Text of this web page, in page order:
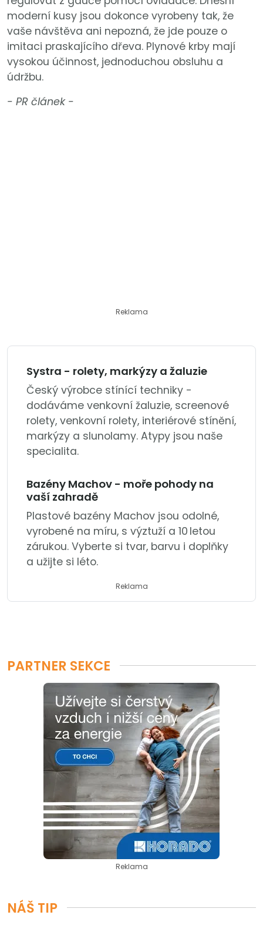
moderní kusy jsou dokonce vyrobeny tak, že
vaše návštěva ani nepozná, že jde pouze o
imitaci praskajícího dřeva. Plynové krby mají
vysokou účinnost, jednoduchou obsluhu a
údržbu.
- PR článek -
Reklama
Systra - rolety, markýzy a žaluzie
Český výrobce stínící techniky -
dodáváme venkovní žaluzie, screenové
rolety, venkovní rolety, interiérové stínění,
markýzy a slunolamy. Atypy jsou naše
specialita.
Bazény Machov - moře pohody na
vaší zahradě
Plastové bazény Machov jsou odolné,
vyrobené na míru, s výztuží a 10 letou
zárukou. Vyberte si tvar, barvu i doplňky
a užijte si léto.
Reklama
PARTNER SEKCE
Reklama
NÁŠ TIP